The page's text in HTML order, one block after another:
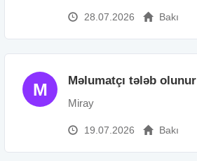
28.07.2026 Bakı
M Məlumatçı tələb olunur
Miray
19.07.2026 Bakı